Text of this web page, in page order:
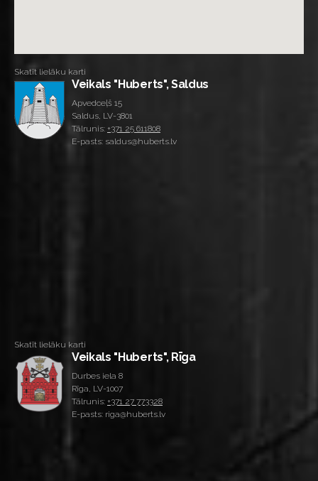
Skatīt lielāku karti
Veikals "Huberts", Saldus
Apvedceļš 15
Saldus, LV-3801
Tālrunis: +371 25 611808
E-pasts: saldus@huberts.lv
Skatīt lielāku karti
Veikals "Huberts", Rīga
Durbes iela 8
Rīga, LV-1007
Tālrunis: +371 27 773328
E-pasts: riga@huberts.lv